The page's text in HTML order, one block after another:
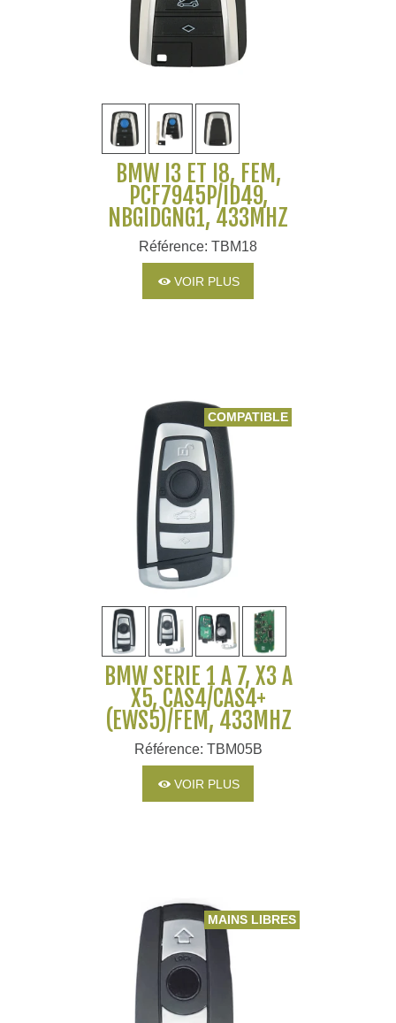
BMW I3 ET I8, FEM,
PCF7945P/ID49,
NBGIDGNG1, 433MHZ
Référence: TBM18
VOIR PLUS
COMPATIBLE
BMW SERIE 1 À 7, X3 À
X5, CAS4/CAS4+
(EWS5)/FEM, 433MHZ
Référence: TBM05B
VOIR PLUS
MAINS LIBRES